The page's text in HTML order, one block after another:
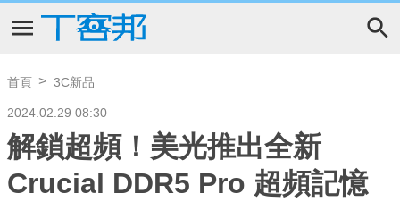
首頁 3C新品
2024.02.29 08:30
解鎖超頻！美光推出全新
Crucial DDR5 Pro 超頻記憶